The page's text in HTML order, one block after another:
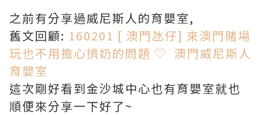
之前有分享過威尼斯人的育嬰室,
舊文回顧: 160201 [ 澳門氹仔] 來澳門賭場
玩也不用擔心擠奶的問題 ♡ 澳門威尼斯人
育嬰室
這次剛好看到金沙城中心也有育嬰室就也
順便來分享一下好了~